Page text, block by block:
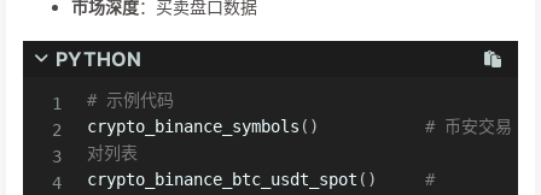
市场深度：买卖盘口数据
PYTHON
# 示例代码
crypto_binance_symbols ( )
# 币安交易
对列表
crypto_binance_btc_usdt_spot ( )
#